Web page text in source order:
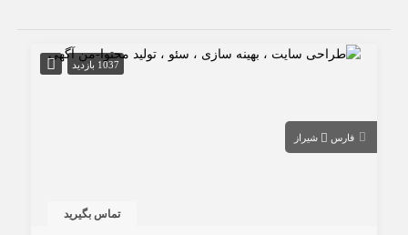
1037 بازدید
فارس شیراز
تماس بگیرید